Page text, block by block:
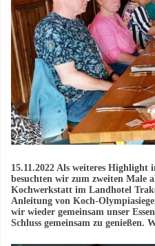
15.11.2022 Als weiteres Highlight
besuchten wir zum zweiten Male
Kochwerkstatt im Landhotel
Anleitung von Koch-
wir wieder gemeinsam unser
Schluss gemeinsam zu genießen.